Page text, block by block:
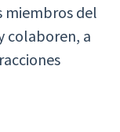
miembros del
colaboren, a